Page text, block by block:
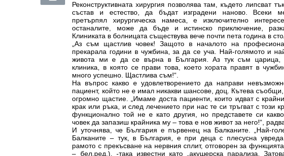
Реконструктивната хирургия позволява там, където липсват
състав и естество, да бъдат изградени наново. Всеки
претърпял хирургическа намеса, е изключително
останалите, може да бъде и истинско приключение,
Клиниката в болницата съществува вече почти пета година в
„Аз съм щастлив човек! Защото в началото на
прекарала години в чужбина, за да се уча. Най-голямото и
живота ми е да се върна в България. Аз тук съм царица,
клиника, в която се прави това, което хората правят в
много успешно. Щастлива съм!“.
На въпрос какво е удовлетворението да направи
пациент, който не е имал никакви шансове, доц. Кътева
огромно щастие. „Имаме доста пациенти, които идват с
крак или ръка, и след лечението при нас те си тръгват с този
функционално той не е като другия, но представете си
човек да запазиш крайника му – това е нов живот за него!“,
И уточнява, че България е първенец на Балканите. „Най-
Балканите – тук, в България, е при деца с плесусна
рамото с прекъсване на нервния сплит, отговорен за
– бел.ред.), -така известни като „акушерска парализа.